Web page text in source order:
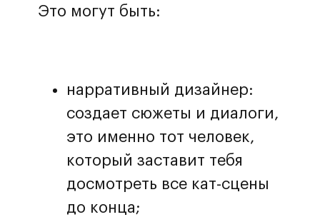
Это могут быть:
нарративный дизайнер:
создает сюжеты и диалоги,
это именно тот человек,
который заставит тебя
досмотреть все кат-сцены
до конца;